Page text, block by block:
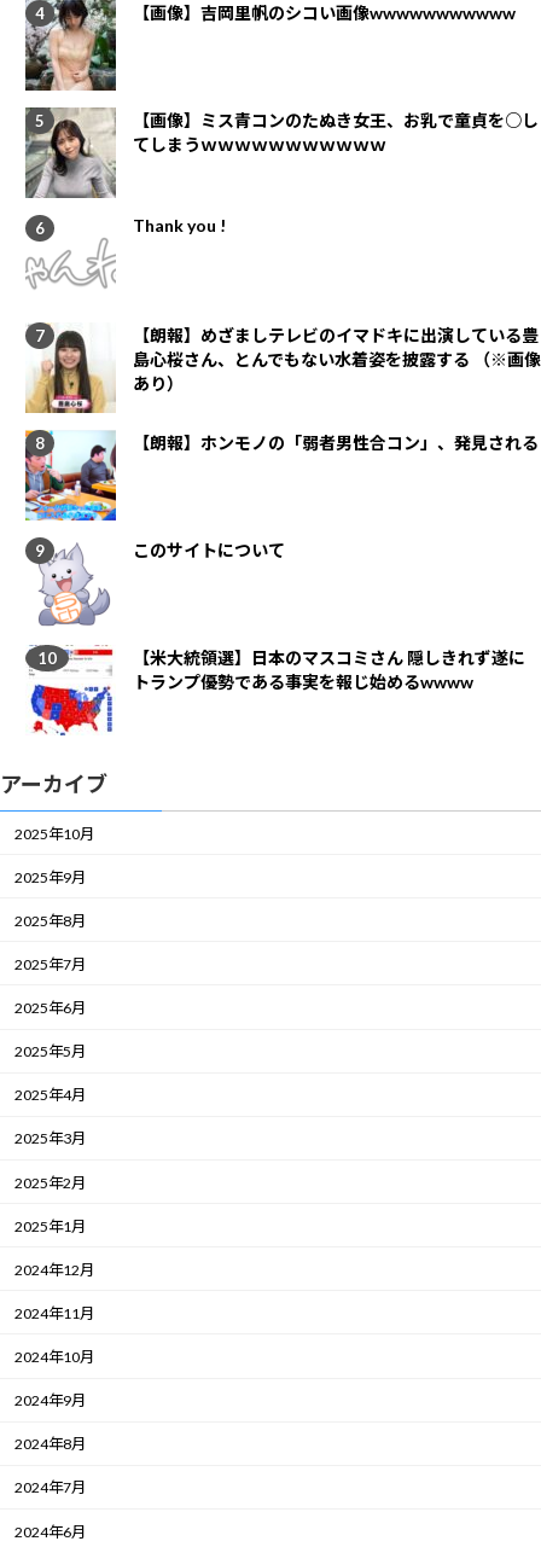
【画像】吉岡里帆のシコい画像wwwwwwwwwww
【画像】ミス青コンのたぬき女王、お乳で童貞を○し
てしまうｗｗｗｗｗｗｗｗｗｗｗ
Thank you !
【朗報】めざましテレビのイマドキに出演している豊
島心桜さん、とんでもない水着姿を披露する （※画像
あり）
【朗報】ホンモノの「弱者男性合コン」、発見される
このサイトについて
【米大統領選】日本のマスコミさん 隠しきれず遂に
トランプ優勢である事実を報じ始めるwwww
アーカイブ
2025年10月
2025年9月
2025年8月
2025年7月
2025年6月
2025年5月
2025年4月
2025年3月
2025年2月
2025年1月
2024年12月
2024年11月
2024年10月
2024年9月
2024年8月
2024年7月
2024年6月